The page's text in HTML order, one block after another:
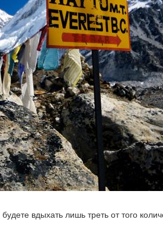
вдыхать лишь треть от того